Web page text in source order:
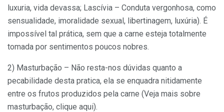
luxuria, vida devassa; Lascívia – Conduta vergonhosa, como
sensualidade, imoralidade sexual, libertinagem, luxúria). É
impossível tal prática, sem que a carne esteja totalmente
tomada por sentimentos poucos nobres.
2) Masturbação – Não resta-nos dúvidas quanto a
pecabilidade desta pratica, ela se enquadra nitidamente
entre os frutos produzidos pela carne (Veja mais sobre
masturbação, clique aqui).